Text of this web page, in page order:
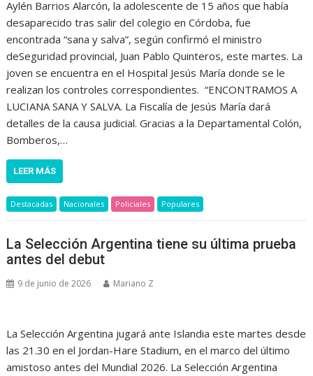
Aylén Barrios Alarcón, la adolescente de 15 años que había
desaparecido tras salir del colegio en Córdoba, fue
encontrada “sana y salva”, según confirmó el ministro
deSeguridad provincial, Juan Pablo Quinteros, este martes. La
joven se encuentra en el Hospital Jesús María donde se le
realizan los controles correspondientes. “ENCONTRAMOS A
LUCIANA SANA Y SALVA. La Fiscalía de Jesús María dará
detalles de la causa judicial. Gracias a la Departamental Colón,
Bomberos,…
LEER MÁS
Destacadas Nacionales Policiales Populares
La Selección Argentina tiene su última prueba
antes del debut
9 de junio de 2026 Mariano Z
La Selección Argentina jugará ante Islandia este martes desde
las 21.30 en el Jordan-Hare Stadium, en el marco del último
amistoso antes del Mundial 2026. La Selección Argentina